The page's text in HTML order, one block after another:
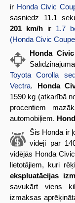
ir Honda Civic
sasniedz 11.1
201 km/h ir 1.7
(Honda Civic
Honda
Toyota Corolla
Vectra. Honda
1590 kg (atkarībā
procentiem
automobiļiem.
Šis Honda ir
vidēji par
vidējās Honda
lietotājiem, kuri
ekspluatācijas
savukārt viens
izmaksas